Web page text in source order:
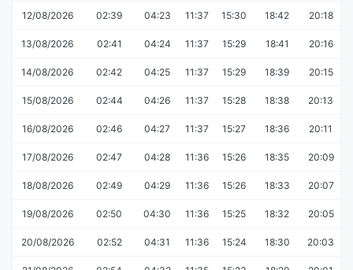
12/08/2026 02:39 04:23 11:37 15:30 18:42 20:18
13/08/2026 02:41 04:24 11:37 15:29 18:41 20:16
14/08/2026 02:42 04:25 11:37 15:29 18:39 20:15
15/08/2026 02:44 04:26 11:37 15:28 18:38 20:13
16/08/2026 02:46 04:27 11:37 15:27 18:36 20:11
17/08/2026 02:47 04:28 11:36 15:26 18:35 20:09
18/08/2026 02:49 04:29 11:36 15:26 18:33 20:07
19/08/2026 02:50 04:30 11:36 15:25 18:32 20:05
20/08/2026 02:52 04:31 11:36 15:24 18:30 20:03